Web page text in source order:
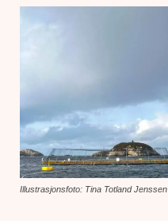
Illustrasjonsfoto: Tina Totland Jenssen